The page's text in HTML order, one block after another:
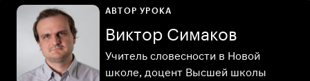
АВТОР УРОКА
Виктор Симаков
Учитель словесности в Новой
школе, доцент Высшей школы